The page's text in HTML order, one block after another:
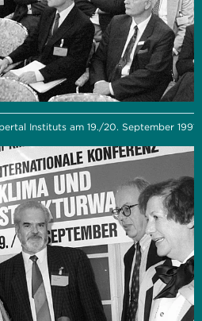
Instituts am 19./20. September